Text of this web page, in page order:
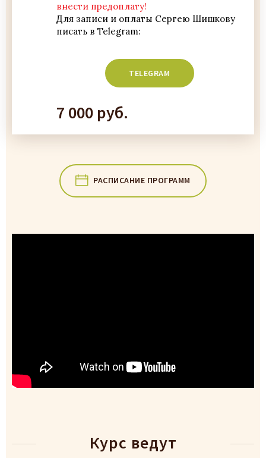
внести предоплату!
Для записи и оплаты Сергею Шишкову
писать в Telegram:
7 000 руб.
РАСПИСАНИЕ ПРОГРАММ
Курс ведут